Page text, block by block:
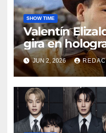
SHOW TIME
Valentín
gira en
JUN 2, 2026